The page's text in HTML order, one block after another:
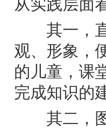
从实践层面
其一，直
观、形象，
的儿童，课
完成知识的
其二，图